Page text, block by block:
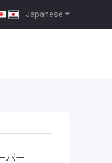
Japanese
パー